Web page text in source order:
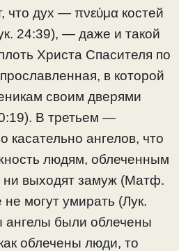
что дух — πνεύμα костей
24:39), — даже и такой
Христа Спасителя по
в которой
своим дверями
В третьем —
касательно ангелов, что
людям, облеченным
ни выходят замуж (Матф.
могут умирать (Лук.
ангелы были облечены
облечены люди, то